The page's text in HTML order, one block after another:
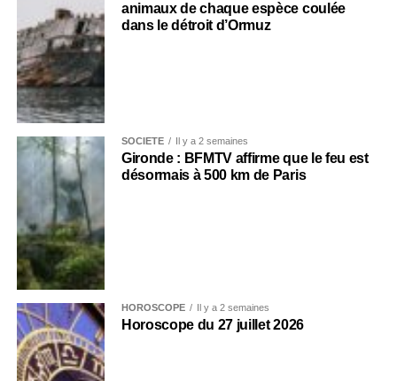
animaux de chaque espèce coulée
dans le détroit d’Ormuz
SOCIÉTÉ Il y a 2 semaines
Gironde : BFMTV affirme que le feu est
désormais à 500 km de Paris
HOROSCOPE Il y a 2 semaines
Horoscope du 27 juillet 2026